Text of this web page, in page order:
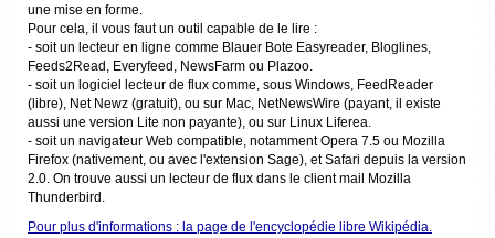
une mise en forme.
Pour cela, il vous faut un outil capable de le lire :
- soit un lecteur en ligne comme Blauer Bote Easyreader, Bloglines,
Feeds2Read, Everyfeed, NewsFarm ou Plazoo.
- soit un logiciel lecteur de flux comme, sous Windows, FeedReader
(libre), Net Newz (gratuit), ou sur Mac, NetNewsWire (payant, il existe
aussi une version Lite non payante), ou sur Linux Liferea.
- soit un navigateur Web compatible, notamment Opera 7.5 ou Mozilla
Firefox (nativement, ou avec l'extension Sage), et Safari depuis la version
2.0. On trouve aussi un lecteur de flux dans le client mail Mozilla
Thunderbird.
Pour plus d'informations : la page de l'encyclopédie libre Wikipédia.